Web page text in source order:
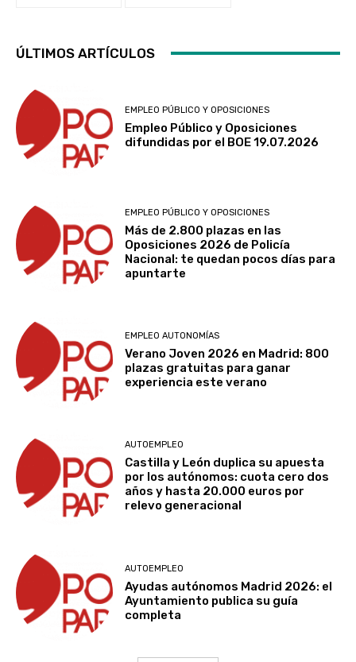
ÚLTIMOS ARTÍCULOS
EMPLEO PÚBLICO Y OPOSICIONES
Empleo Público y Oposiciones
difundidas por el BOE 19.07.2026
EMPLEO PÚBLICO Y OPOSICIONES
Más de 2.800 plazas en las
Oposiciones 2026 de Policía
Nacional: te quedan pocos días para
apuntarte
EMPLEO AUTONOMÍAS
Verano Joven 2026 en Madrid: 800
plazas gratuitas para ganar
experiencia este verano
AUTOEMPLEO
Castilla y León duplica su apuesta
por los autónomos: cuota cero dos
años y hasta 20.000 euros por
relevo generacional
AUTOEMPLEO
Ayudas autónomos Madrid 2026: el
Ayuntamiento publica su guía
completa